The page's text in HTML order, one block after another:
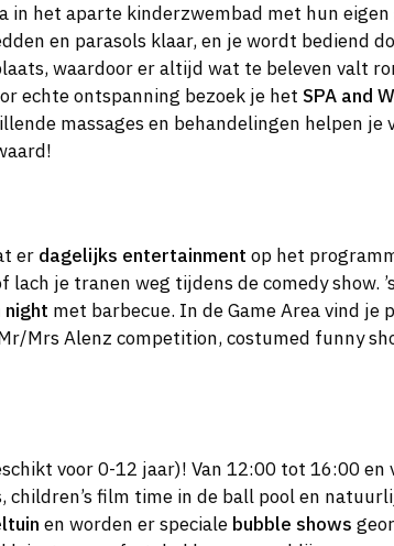
het aparte kinderzwembad met hun
en parasols klaar, en je wordt bediend
waardoor er altijd wat te beleven valt
echte ontspanning bezoek je het SPA and
massages en behandelingen helpen
er dagelijks entertainment op het
je tranen weg tijdens de comedy show.
night met barbecue. In de Game Area vind
Mrs Alenz competition, costumed funny
voor 0-12 jaar)! Van 12:00 tot 16:00
children’s film time in de ball pool en
en worden er speciale bubble shows